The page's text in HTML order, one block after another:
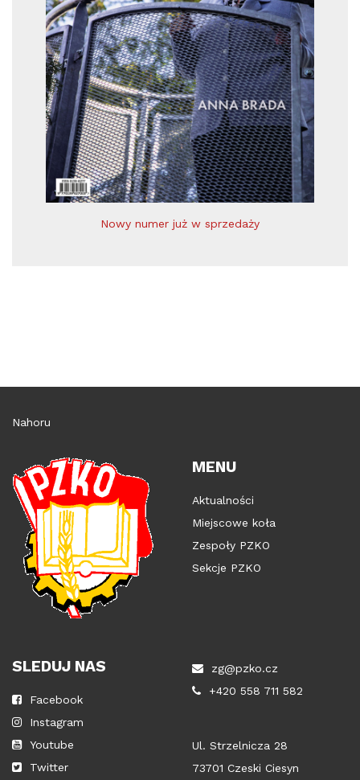
Nowy numer już w sprzedaży
Nahoru
MENU
Aktualności
Miejscowe koła
Zespoły PZKO
Sekcje PZKO
SLEDUJ NAS
Facebook
Instagram
Youtube
Twitter
zg@pzko.cz
+420 558 711 582
Ul. Strzelnicza 28
73701 Czeski Ciesyn